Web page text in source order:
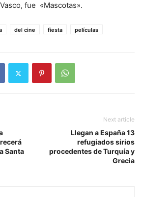
fue «Mascotas».
del cine fiesta películas
Santa
Next article
Llegan a España 13
refugiados sirios
procedentes de Turquía y
Grecia